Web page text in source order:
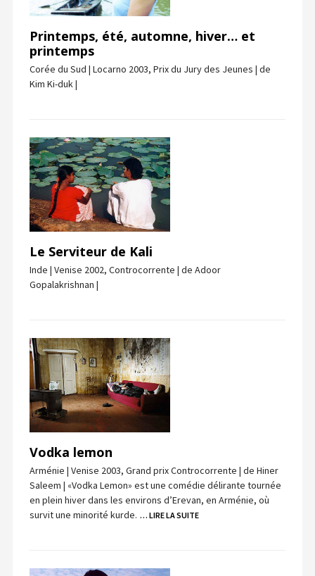
Printemps, été, automne, hiver… et
printemps
Corée du Sud | Locarno 2003, Prix du Jury des Jeunes | de
Kim Ki-duk |
Le Serviteur de Kali
Inde | Venise 2002, Controcorrente | de Adoor
Gopalakrishnan |
Vodka lemon
Arménie | Venise 2003, Grand prix Controcorrente | de Hiner
Saleem | «Vodka Lemon» est une comédie délirante tournée
en plein hiver dans les environs d’Erevan, en Arménie, où
survit une minorité kurde. … LIRE LA SUITE